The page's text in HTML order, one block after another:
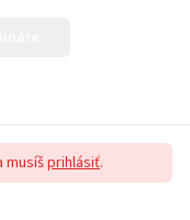
musíšprihlásiť.